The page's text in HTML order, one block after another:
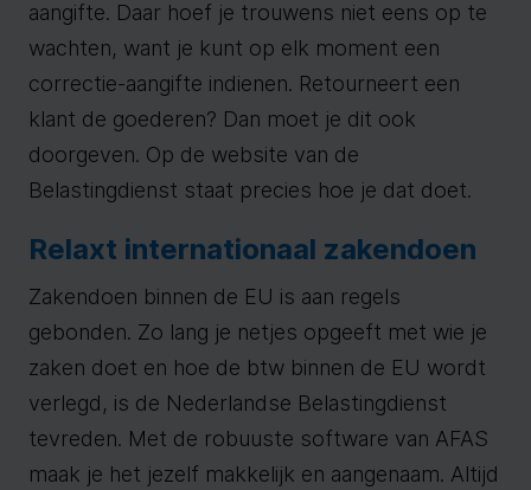
aangifte. Daar hoef je trouwens niet eens op te
wachten, want je kunt op elk moment een
correctie-aangifte indienen. Retourneert een
klant de goederen? Dan moet je dit ook
doorgeven. Op de website van de
Belastingdienst staat precies hoe je dat doet.
Relaxt internationaal zakendoen
Zakendoen binnen de EU is aan regels
gebonden. Zo lang je netjes opgeeft met wie je
zaken doet en hoe de btw binnen de EU wordt
verlegd, is de Nederlandse Belastingdienst
tevreden. Met de robuuste software van AFAS
maak je het jezelf makkelijk en aangenaam. Altijd